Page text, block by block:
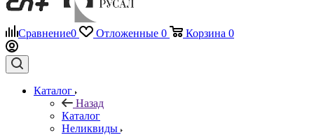
Сравнение0 Отложенные 0 Корзина 0
Каталог
Назад
Каталог
Неликвиды